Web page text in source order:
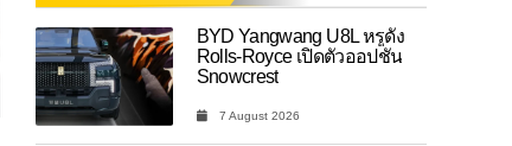
BYD Yangwang U8L หรูดั่ง
Rolls-Royce เปิดตัวออปชัน
Snowcrest
7 August 2026